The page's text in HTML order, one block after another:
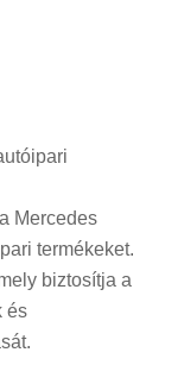
Mercedes
termékeket.
biztosítja a
és